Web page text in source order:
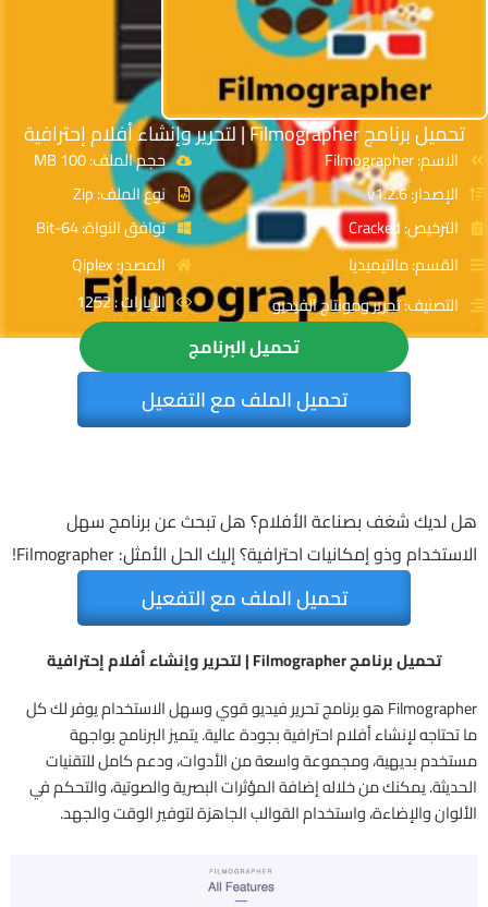
تحميل برنامج Filmographer | لتحرير وإنشاء أفلام إحترافية
الاسم: Filmographer
الإصدار: v1.2.6
الترخيص: Cracked
القسم: مالتيميديا
التصنيف: تحرير ومونتاج الفيديو
حجم الملف: 100 MB
نوع الملف: Zip
توافق النواة: 64-Bit
المصدر: Qiplex
الزيارات : 1252
تحميل البرنامج
تحميل الملف مع التفعيل
هل لديك شغف بصناعة الأفلام؟ هل تبحث عن برنامج سهل
الاستخدام وذو إمكانيات احترافية؟ إليك الحل الأمثل: Filmographer!
تحميل الملف مع التفعيل
تحميل برنامج Filmographer | لتحرير وإنشاء أفلام إحترافية
Filmographer هو برنامج تحرير فيديو قوي وسهل الاستخدام يوفر لك كل
ما تحتاجه لإنشاء أفلام احترافية بجودة عالية. يتميز البرنامج بواجهة
مستخدم بديهية، ومجموعة واسعة من الأدوات، ودعم كامل للتقنيات
الحديثة. يمكنك من خلاله إضافة المؤثرات البصرية والصوتية، والتحكم في
الألوان والإضاءة، واستخدام القوالب الجاهزة لتوفير الوقت والجهد.